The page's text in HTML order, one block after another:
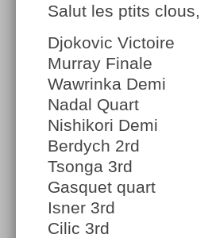
Salut les ptits clous,
Djokovic Victoire
Murray Finale
Wawrinka Demi
Nadal Quart
Nishikori Demi
Berdych 2rd
Tsonga 3rd
Gasquet quart
Isner 3rd
Cilic 3rd